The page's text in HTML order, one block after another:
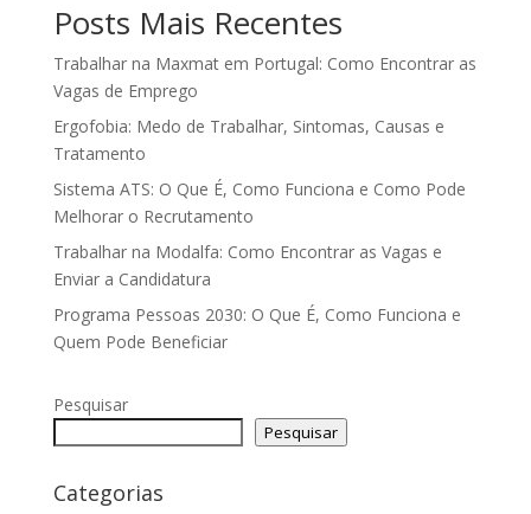
Posts Mais Recentes
Trabalhar na Maxmat em Portugal: Como Encontrar as
Vagas de Emprego
Ergofobia: Medo de Trabalhar, Sintomas, Causas e
Tratamento
Sistema ATS: O Que É, Como Funciona e Como Pode
Melhorar o Recrutamento
Trabalhar na Modalfa: Como Encontrar as Vagas e
Enviar a Candidatura
Programa Pessoas 2030: O Que É, Como Funciona e
Quem Pode Beneficiar
Pesquisar
Pesquisar
Categorias